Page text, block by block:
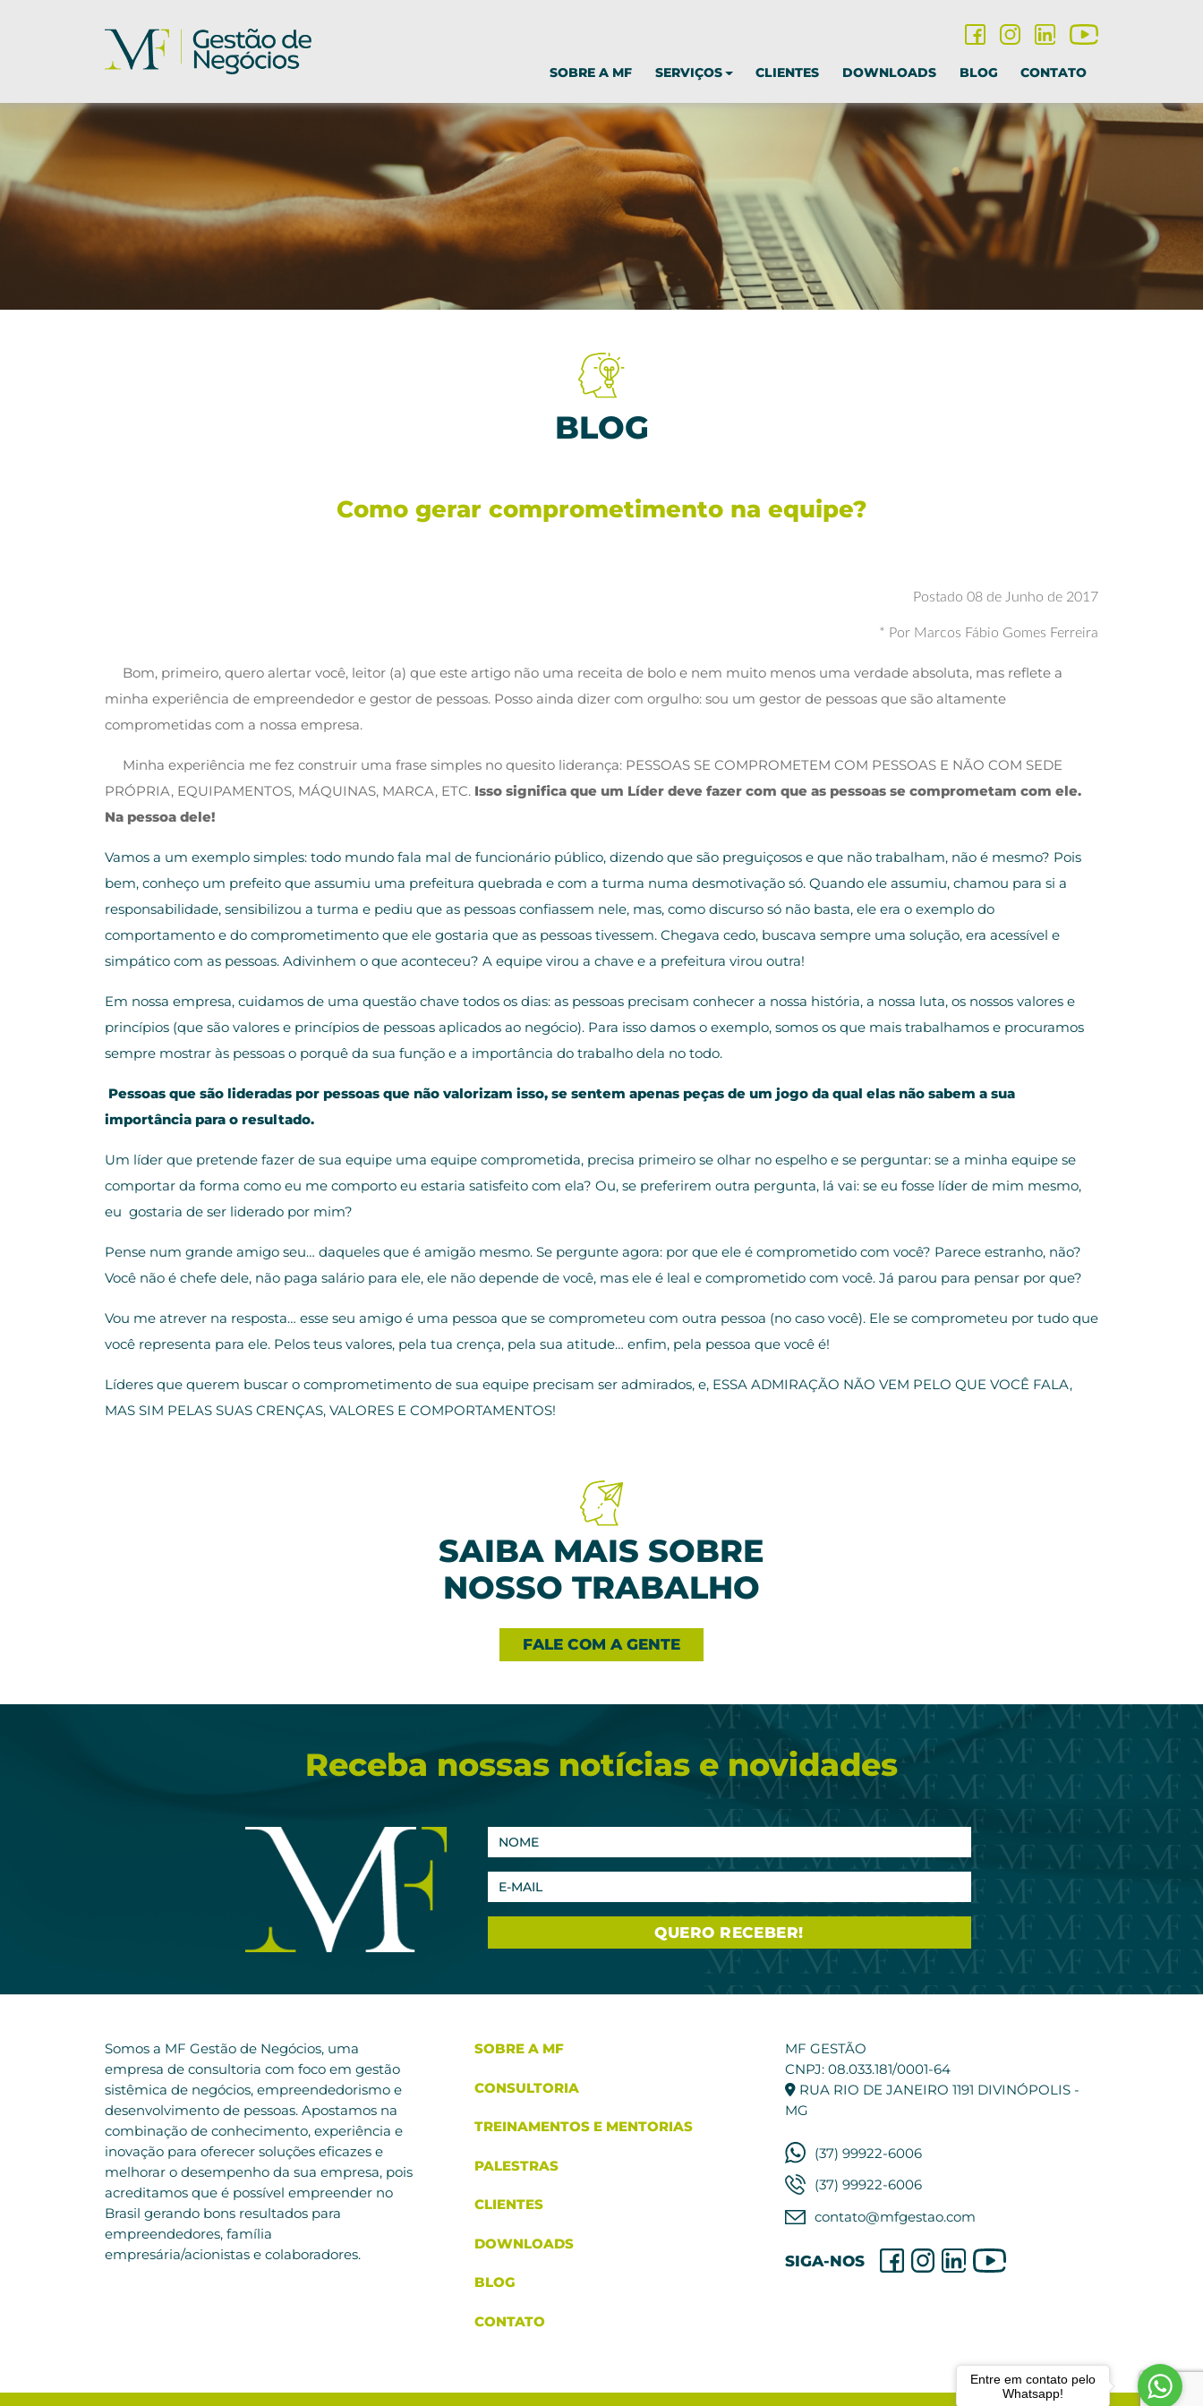
SOBRE A MF SERVIÇOS CLIENTES DOWNLOADS BLOG CONTATO
BLOG
Como gerar comprometimento na equipe?
Postado 08 de Junho de 2017
* Por Marcos Fábio Gomes Ferreira
Bom, primeiro, quero alertar você, leitor (a) que este artigo não uma receita de bolo e nem muito menos uma verdade absoluta, mas reflete a
minha experiência de empreendedor e gestor de pessoas. Posso ainda dizer com orgulho: sou um gestor de pessoas que são altamente
comprometidas com a nossa empresa.
Minha experiência me fez construir uma frase simples no quesito liderança: PESSOAS SE COMPROMETEM COM PESSOAS E NÃO COM SEDE
PRÓPRIA, EQUIPAMENTOS, MÁQUINAS, MARCA, ETC. Isso significa que um Líder deve fazer com que as pessoas se comprometam com ele.
Na pessoa dele!
Vamos a um exemplo simples: todo mundo fala mal de funcionário público, dizendo que são preguiçosos e que não trabalham, não é mesmo? Pois
bem, conheço um prefeito que assumiu uma prefeitura quebrada e com a turma numa desmotivação só. Quando ele assumiu, chamou para si a
responsabilidade, sensibilizou a turma e pediu que as pessoas confiassem nele, mas, como discurso só não basta, ele era o exemplo do
comportamento e do comprometimento que ele gostaria que as pessoas tivessem. Chegava cedo, buscava sempre uma solução, era acessível e
simpático com as pessoas. Adivinhem o que aconteceu? A equipe virou a chave e a prefeitura virou outra!
Em nossa empresa, cuidamos de uma questão chave todos os dias: as pessoas precisam conhecer a nossa história, a nossa luta, os nossos valores e
princípios (que são valores e princípios de pessoas aplicados ao negócio). Para isso damos o exemplo, somos os que mais trabalhamos e procuramos
sempre mostrar às pessoas o porquê da sua função e a importância do trabalho dela no todo.
Pessoas que são lideradas por pessoas que não valorizam isso, se sentem apenas peças de um jogo da qual elas não sabem a sua
importância para o resultado.
Um líder que pretende fazer de sua equipe uma equipe comprometida, precisa primeiro se olhar no espelho e se perguntar: se a minha equipe se
comportar da forma como eu me comporto eu estaria satisfeito com ela? Ou, se preferirem outra pergunta, lá vai: se eu fosse líder de mim mesmo,
eu gostaria de ser liderado por mim?
Pense num grande amigo seu… daqueles que é amigão mesmo. Se pergunte agora: por que ele é comprometido com você? Parece estranho, não?
Você não é chefe dele, não paga salário para ele, ele não depende de você, mas ele é leal e comprometido com você. Já parou para pensar por que?
Vou me atrever na resposta… esse seu amigo é uma pessoa que se comprometeu com outra pessoa (no caso você). Ele se comprometeu por tudo que
você representa para ele. Pelos teus valores, pela tua crença, pela sua atitude… enfim, pela pessoa que você é!
Líderes que querem buscar o comprometimento de sua equipe precisam ser admirados, e, ESSA ADMIRAÇÃO NÃO VEM PELO QUE VOCÊ FALA,
MAS SIM PELAS SUAS CRENÇAS, VALORES E COMPORTAMENTOS!
SAIBA MAIS SOBRE
NOSSO TRABALHO
FALE COM A GENTE
Receba nossas notícias e novidades
Somos a MF Gestão de Negócios, uma
empresa de consultoria com foco em gestão
sistêmica de negócios, empreendedorismo e
desenvolvimento de pessoas. Apostamos na
combinação de conhecimento, experiência e
inovação para oferecer soluções eficazes e
melhorar o desempenho da sua empresa, pois
acreditamos que é possível empreender no
Brasil gerando bons resultados para
empreendedores, família
empresária/acionistas e colaboradores.
SOBRE A MF
CONSULTORIA
TREINAMENTOS E MENTORIAS
PALESTRAS
CLIENTES
DOWNLOADS
BLOG
CONTATO
MF GESTÃO
CNPJ: 08.033.181/0001-64
RUA RIO DE JANEIRO 1191 DIVINÓPOLIS -
MG
(37) 99922-6006
(37) 99922-6006
contato@mfgestao.com
Entre em contato pelo
Whatsapp!